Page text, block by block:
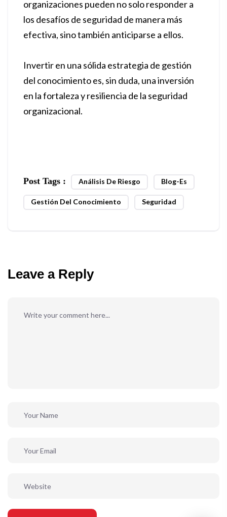
organizaciones pueden no solo responder a
los desafíos de seguridad de manera más
efectiva, sino también anticiparse a ellos.
Invertir en una sólida estrategia de gestión
del conocimiento es, sin duda, una inversión
en la fortaleza y resiliencia de la seguridad
organizacional.
Post Tags : Análisis De Riesgo Blog-Es
Gestión Del Conocimiento Seguridad
Leave a Reply